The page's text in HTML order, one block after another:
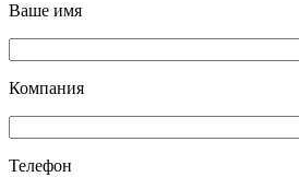
Ваше имя
Компания
Телефон